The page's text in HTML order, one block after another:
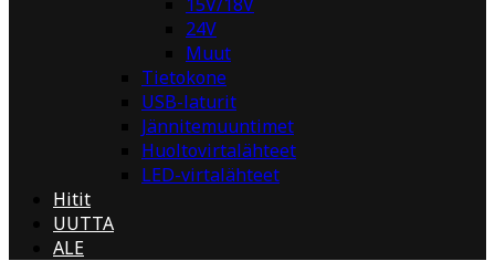
24V
Muut
Tietokone
USB-laturit
Jännitemuuntimet
Huoltovirtalähteet
LED-virtalähteet
Hitit
UUTTA
ALE